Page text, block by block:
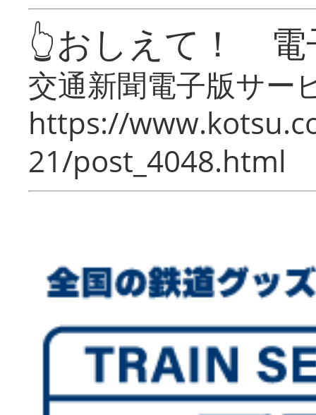
👆おしえて！ 電
交通新聞電子版サー
https://
21/post_4048.html